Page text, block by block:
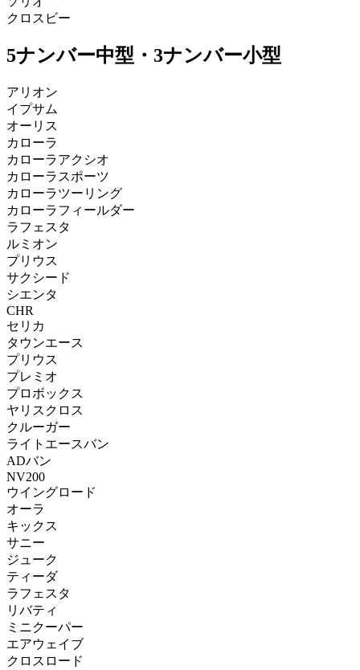
クロスビー
5ナンバー中型・3ナンバー小型
アリオン
イプサム
オーリス
カローラ
カローラアクシオ
カローラスポーツ
カローラツーリング
カローラフィールダー
ラフェスタ
ルミオン
プリウス
サクシード
シエンタ
CHR
セリカ
タウンエース
プリウス
プレミオ
プロボックス
ヤリスクロス
クルーガー
ライトエースバン
ADバン
NV200
ウイングロード
オーラ
キックス
サニー
ジューク
ティーダ
ラフェスタ
リバティ
ミニクーパー
エアウェイブ
クロスロード